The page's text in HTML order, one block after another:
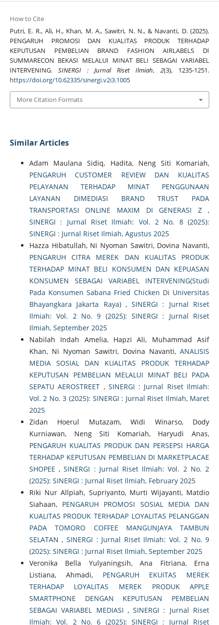
How to Cite
Putri, E. R., Ali, H., Khan, M. A., Sawitri, N. N., & Navanti, D. (2025).
PENGARUH PROMOSI DAN KUALITAS PRODUK TERHADAP
KEPUTUSAN PEMBELIAN BRAND FASHION AIRLABELS DI
SUMMARECON BEKASI MELALUI MINAT BELI SEBAGAI VARIABEL
INTERVENING. SINERGI : Jurnal Riset Ilmiah,2(3), 1235-1251.
https://doi.org/10.62335/sinergi.v2i3.1005
More Citation Formats
Similar Articles
Adam Maulana Sidiq, Hadita, Neng Siti Komariah,
PENGARUH CUSTOMER REVIEW DAN KUALITAS
PELAYANAN TERHADAP MINAT PENGGUNAAN
LAYANAN DIMEDIASI BRAND TRUST PADA
TRANSPORTASI ONLINE MAXIM DI GENERASI Z ,
SINERGI : Jurnal Riset Ilmiah: Vol. 2 No. 8 (2025):
SINERGI : Jurnal Riset Ilmiah, Agustus 2025
Hazza Hibatullah, Ni Nyoman Sawitri, Dovina Navanti,
PENGARUH CITRA MEREK DAN KUALITAS PRODUK
TERHADAP MINAT BELI KONSUMEN DAN KEPUASAN
KONSUMEN SEBAGAI VARIABEL INTERVENING(Studi
Pada Konsumen Sabana Fried Chicken Di Universitas
Bhayangkara Jakarta Raya) ,SINERGI : Jurnal Riset
Ilmiah: Vol. 2 No. 9 (2025): SINERGI : Jurnal Riset
Ilmiah, September 2025
Nabilah Indah Amelia, Hapzi Ali, Muhammad Asif
Khan, Ni Nyoman Sawitri, Dovina Navanti,ANALISIS
MEDIA SOSIAL DAN KUALITAS PRODUK TERHADAP
KEPUTUSAN PEMBELIAN MELALUI MINAT BELI PADA
SEPATU AEROSTREET , SINERGI : Jurnal Riset Ilmiah:
Vol. 2 No. 3 (2025): SINERGI : Jurnal Riset Ilmiah, Maret
2025
Zidan Hoerul Mutazam, Widi Winarso, Dody
Kurniawan, Neng Siti Komariah, Haryudi Anas,
PENGARUH KUALITAS PRODUK DAN PERSEPSI HARGA
TERHADAP KEPUTUSAN PEMBELIAN DI MARKETPLACAE
SHOPEE ,SINERGI : Jurnal Riset Ilmiah: Vol. 2 No. 2
(2025): SINERGI : Jurnal Riset Ilmiah, February 2025
Riki Nur Allpiah, Supriyanto, Murti Wijayanti, Matdio
Siahaan, PENGARUH PROMOSI SOSIAL MEDIA DAN
KUALITAS PRODUK TERHADAP LOYALITAS PELANGGAN
PADA TOMORO COFFEE MANGUNJAYA TAMBUN
SELATAN , SINERGI : Jurnal Riset Ilmiah: Vol. 2 No. 9
(2025): SINERGI : Jurnal Riset Ilmiah, September 2025
Veronika Bella Yulyaningsih, Ana Fitriana, Erna
Listiana, Ahmadi, PENGARUH EKUITAS MEREK
TERHADAP LOYALITAS MEREK PRODUK APPLE
SMARTPHONE DENGAN KEPUTUSAN PEMBELIAN
SEBAGAI VARIABEL MEDIASI ,SINERGI : Jurnal Riset
Ilmiah: Vol. 2 No. 6 (2025): SINERGI : Jurnal Riset